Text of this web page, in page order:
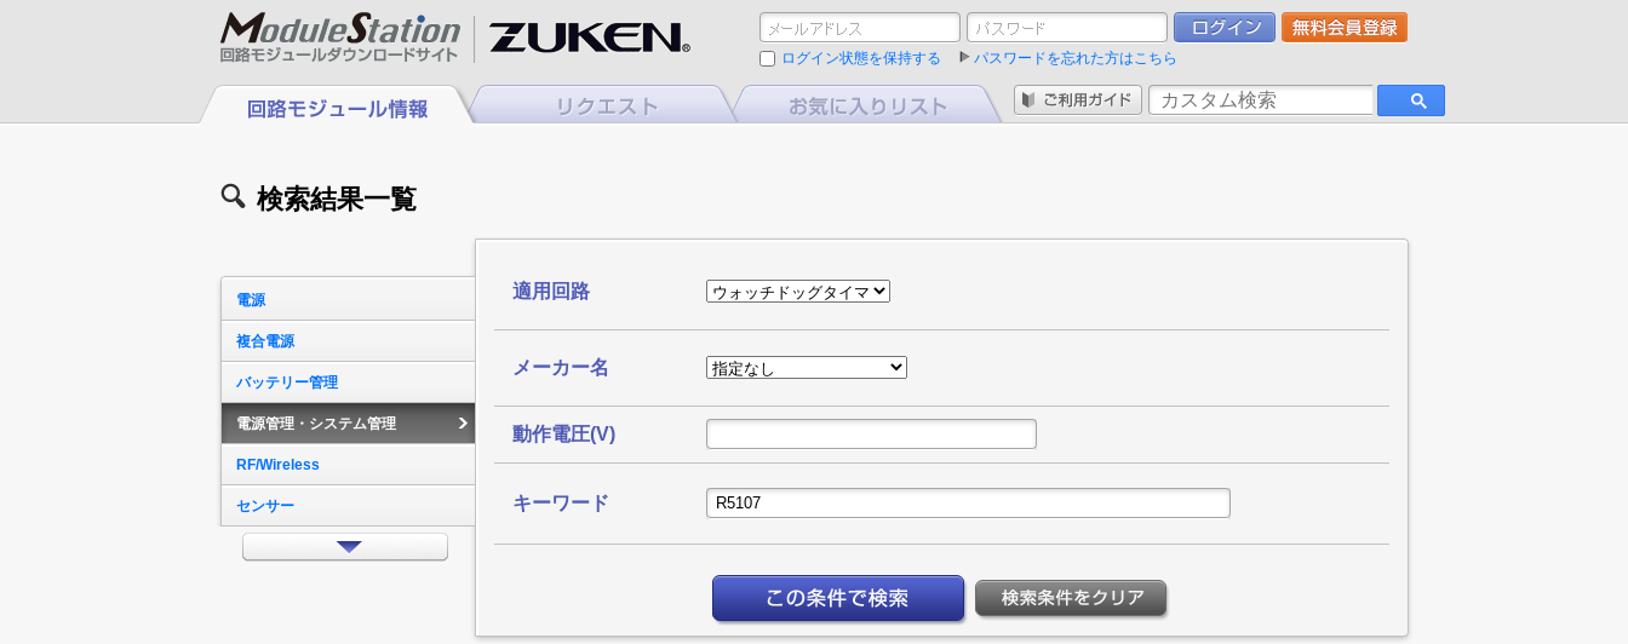
ログイン状態を保持する パスワードを忘れた方はこちら
検索結果一覧
電源
複合電源
バッテリー管理
電源管理・システム管理
RF/Wireless
センサー
インターフェイス
適用回路
メーカー名
動作電圧(V)
キーワード